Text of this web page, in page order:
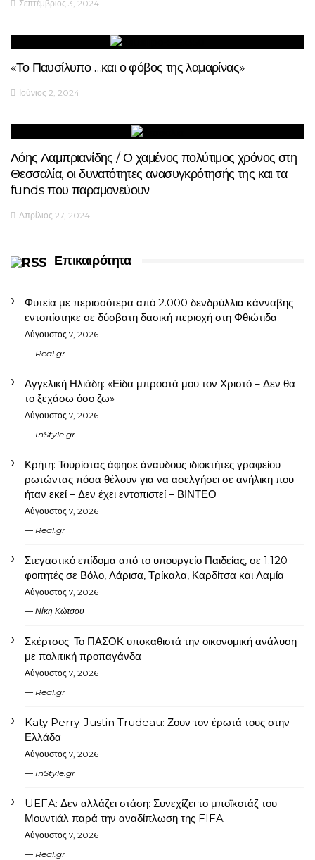
Σεπτέμβριος 3, 2024
«Το Παυσίλυπο …και ο φόβος της λαμαρίνας»
Ιούνιος 2, 2024
Λόης Λαμπριανίδης / Ο χαμένος πολύτιμος χρόνος στη
Θεσσαλία, οι δυνατότητες ανασυγκρότησής της και τα
funds που παραμονεύουν
Απρίλιος 27, 2024
Επικαιρότητα
Φυτεία με περισσότερα από 2.000 δενδρύλλια κάνναβης
εντοπίστηκε σε δύσβατη δασική περιοχή στη Φθιώτιδα
Αύγουστος 7, 2026
Real.gr
Αγγελική Ηλιάδη: «Είδα μπροστά μου τον Χριστό – Δεν θα
το ξεχάσω όσο ζω»
Αύγουστος 7, 2026
InStyle.gr
Κρήτη: Τουρίστας άφησε άναυδους ιδιοκτήτες γραφείου
ρωτώντας πόσα θέλουν για να ασελγήσει σε ανήλικη που
ήταν εκεί – Δεν έχει εντοπιστεί – ΒΙΝΤΕΟ
Αύγουστος 7, 2026
Real.gr
Στεγαστικό επίδομα από το υπουργείο Παιδείας, σε 1.120
φοιτητές σε Βόλο, Λάρισα, Τρίκαλα, Καρδίτσα και Λαμία
Αύγουστος 7, 2026
Νίκη Κώτσου
Σκέρτσος: Το ΠΑΣΟΚ υποκαθιστά την οικονομική ανάλυση
με πολιτική προπαγάνδα
Αύγουστος 7, 2026
Real.gr
Katy Perry-Justin Trudeau: Ζουν τον έρωτά τους στην
Ελλάδα
Αύγουστος 7, 2026
InStyle.gr
UEFA: Δεν αλλάζει στάση: Συνεχίζει το μποϊκοτάζ του
Μουντιάλ παρά την αναδίπλωση της FIFA
Αύγουστος 7, 2026
Real.gr